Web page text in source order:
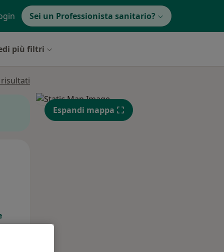
Sei un Professionista sanitario?
più filtri
Espandi mappa